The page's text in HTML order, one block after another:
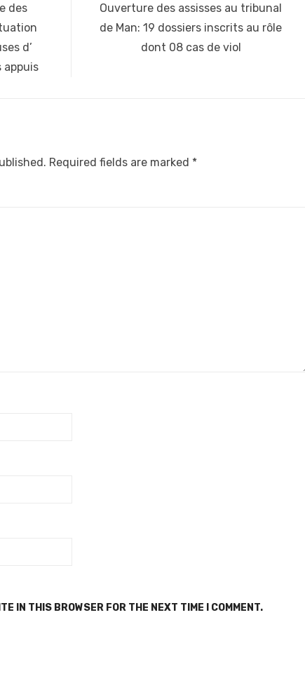
des
d’
appuis
Next
post:
Ouverture des assisses au tribunal
de Man: 19 dossiers inscrits au rôle
dont 08 cas de viol
Required fields are marked *
IN THIS BROWSER FOR THE NEXT TIME I COMMENT.